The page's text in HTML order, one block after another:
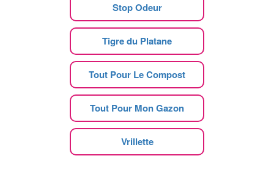
Stop Odeur
Tigre du Platane
Tout Pour Le Compost
Tout Pour Mon Gazon
Vrillette